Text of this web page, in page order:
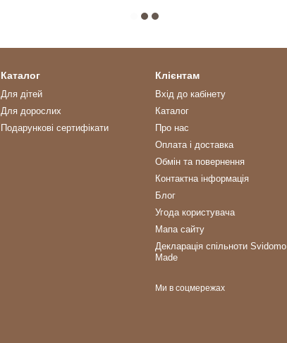
Каталог
Для дітей
Для дорослих
Подарункові сертифікати
Клієнтам
Вхід до кабінету
Каталог
Про нас
Оплата і доставка
Обмін та повернення
Контактна інформація
Блог
Угода користувача
Мапа сайту
Декларація спільноти Svidomo
Made
Ми в соцмережах